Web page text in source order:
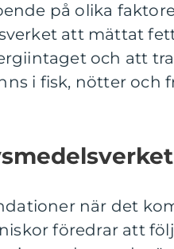
på olika
att mättat
och att
i fisk, nötter och
när det
föredrar att